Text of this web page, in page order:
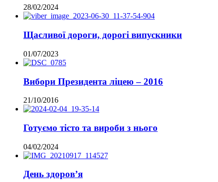
28/02/2024
Щасливої дороги, дорогі випускники
01/07/2023
Вибори Президента ліцею – 2016
21/10/2016
Готуємо тісто та вироби з нього
04/02/2024
День здоров’я